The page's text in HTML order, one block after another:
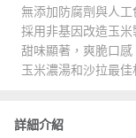
無添加防腐劑與人工
採用非基因改造玉米
甜味顯著，爽脆口感
玉米濃湯和沙拉最佳
詳細介紹